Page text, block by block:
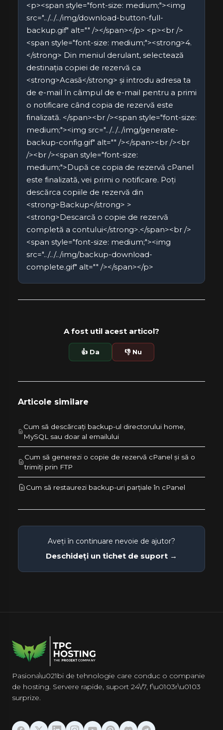
<p><span style="font-size: medium;"><img
src="../../../img/download-button-full-
backup.gif" alt="" /></span></p> <p><br />
<span style="font-size: medium;"><strong>4.
</strong> Din meniul derulant, selectează
destinația copiei de rezervă ca
<strong>Acasă</strong> și introdu adresa ta
de e-mail în câmpul de e-mail pentru a primi
o notificare când copia de rezervă este
finalizată. </span><br /><span style="font-size:
medium;"><img src="../../../img/generate-
backup-config.gif" alt="" /></span><br /><br
/><br /><span style="font-size:
medium;">După ce copia de rezervă cPanel
este finalizată, vei primi o notificare. Poți
descărca copiile de rezervă din
<strong>Backup</strong> >
<strong>Descarcă o copie de rezervă
completă a contului</strong>.</span><br />
<span style="font-size: medium;"><img
src="../../../img/backup-download-
complete.gif" alt="" /></span></p>
A fost util acest articol?
👍 Da 👎 Nu
Articole similare
Cum să descărcați backup-ul directorului home,
MySQL sau doar al emailului
Cum să generezi o copie de rezervă cPanel și să o
trimiți prin FTP
Cum să restaurezi backup-uri parțiale în cPanel
Aveți în continuare nevoie de ajutor?
Deschideți un tichet de suport →
Pasiona\u021bi de tehnologie care conduc o companie
de hosting. Servere rapide, suport 24\/7, f\u0103r\u0103
surprize.